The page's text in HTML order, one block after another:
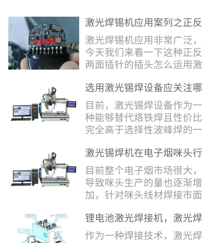
整机调试、性能检测到成品
领域十余载，没有华丽的措
辞，只有最朴实的工艺呈
现，为客户解决实实在在的
落地生产难题。决定电池安
全的“微米关卡”随着新能源
汽车与储能市场爆发式增
堂，共同回顾了过去一年的
奋斗与辉煌，分享了成功的
喜悦，并对新的一年充满了
无限憧憬。回望过去，铭记
经理尹建中先生发表了振奋
人心的讲话。他首先对全体
员工在过去一年中的辛勤付
出和卓越贡献表示了最衷心
的感谢，并全面回顾了公司
在过去一年里取得的各项成
激光焊锡机应用案列之正反
两面插针焊接
激光焊锡机应用非常广泛，
今天我们来看一下这种正反
两面插针的插头怎么运用激
反两面都有插针的插头，其
焊接的方式还是有一定的难
点的，第一回流焊和自动烙
铁焊都不合适，因为对面一
会烫伤，在加上有干涉，烙
铁头不方便下去，目前在大
多数情况只能采用人工焊
接，目前人工成本贵，流动
性大，焊接的品质也难保
证。 但采用激光...
选用激光锡焊设备应关注哪
些方面
目前，激光锡焊设备作为一
种能够替代烙铁焊且性价比
完全高于选择性波峰焊的一
来越多的企业关注与使用，
那么在选择激光锡焊设备方
面应该关注哪几点哪？
其一，激光锡焊接设备上
动力核心部件，激光器肯定
是锡焊接设备最至关重要的
一环。目前作为激光锡焊接
激光锡焊机在电子烟咪头行
业的应用
目前整个电子烟市场很大，
导致咪头生产的量也逐渐增
加，针对咪头线材焊接市面
统烙铁焊接，优势价格便
宜，咪头焊接自动化生产线
锂电池激光焊接机，激光焊
锡机厂家如何选？
作为一种焊接技术，激光焊